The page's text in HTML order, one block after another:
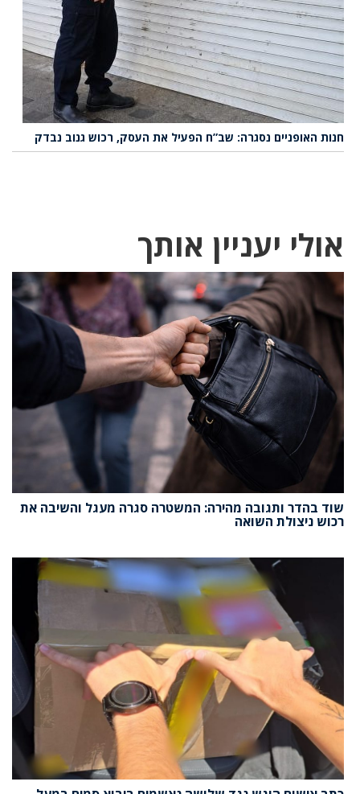
חנות האופניים נסגרה: שב”ח הפעיל את העסק, רכוש גנוב נבדק
אולי יעניין אותך
שוד בהדר ותגובה מהירה: המשטרה סגרה מעגל והשיבה את
רכוש ניצולת השואה